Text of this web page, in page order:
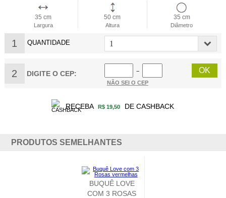
35 cm
Largura
50 cm
Altura
35 cm
Diâmetro
1 QUANTIDADE
2 DIGITE O CEP:
−
NÃO SEI O CEP
RECEBA R$ 19,50 DE CASHBACK
PRODUTOS SEMELHANTES
BUQUÊ LOVE
COM 3 ROSAS